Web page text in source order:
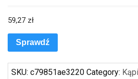
59,27 zł
Sprawdź
SKU: c79851ae3220 Category: